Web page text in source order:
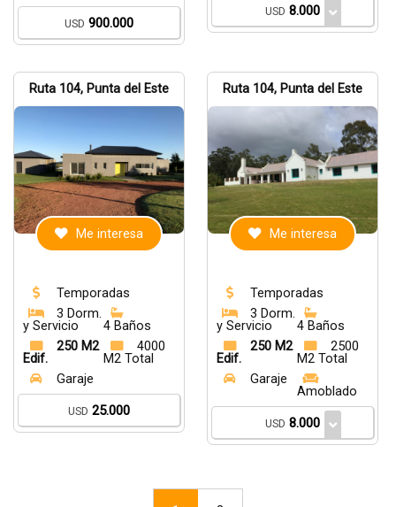
USD 900.000
USD 8.000
Ruta 104, Punta del Este
Me interesa
Temporadas
3 Dorm.
y Servicio
4 Baños
250 M2
Edif.
4000
M2 Total
Garaje
USD 25.000
Ruta 104, Punta del Este
Me interesa
Temporadas
3 Dorm.
y Servicio
4 Baños
250 M2
Edif.
2500
M2 Total
Garaje
Amoblado
USD 8.000